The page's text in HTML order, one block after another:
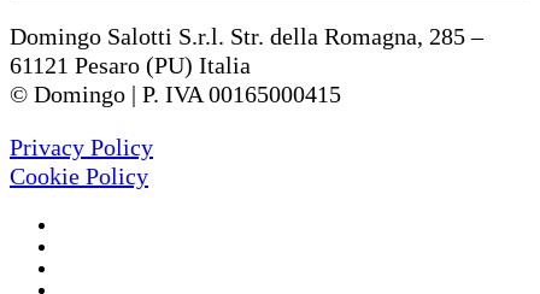
Domingo Salotti S.r.l. Str. della Romagna, 285 –
61121 Pesaro (PU) Italia
© Domingo | P. IVA 00165000415
Privacy Policy
Cookie Policy